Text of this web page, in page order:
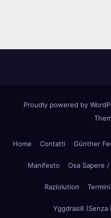
Proudly powered by
Home Contatti Günther
Manifesto Osa Sapere
Raziolution
Yggdrasill (Senza